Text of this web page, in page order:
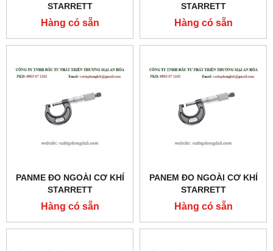
STARRETT
MODEL:436MXRL-300
Hàng có sẵn
STARRETT
MODEL:436MXRL-275
Hàng có sẵn
PANME ĐO NGOÀI CƠ KHÍ
STARRETT
MODEL:436MXRL-250
Hàng có sẵn
PANEM ĐO NGOÀI CƠ KHÍ
STARRETT
MODEL:436MXRL-225
Hàng có sẵn